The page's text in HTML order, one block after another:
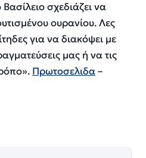
σχεδιάζει να
ουρανίου. Λες
για να διακόψει με
μας ή να τις
Πρωτοσελιδα–